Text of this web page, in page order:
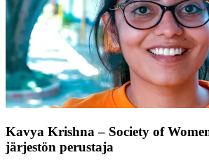
Kavya Krishna – Society of
järjestön perustaja